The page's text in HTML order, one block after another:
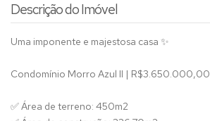
Descrição do Imóvel
Uma imponente e majestosa casa ✨
Condomínio Morro Azul II | R$3.650.000,00
✅ Área de terreno: 450m2